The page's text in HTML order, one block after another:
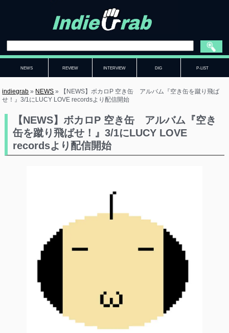
NEWS REVIEW INTERVIEW DIG P-LIST
indiegrab » NEWS »
【NEWS】ボカロP 空き缶 アルバム『空き缶を蹴り飛ば
せ！』3/1にLUCY LOVE recordsより配信開始
【NEWS】ボカロP 空き缶 アルバム『空き
缶を蹴り飛ばせ！』3/1にLUCY LOVE
recordsより配信開始